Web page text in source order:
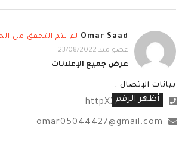
Omar Saad لم يتم التحقق من
عضو منذ 23/08/2022
عرض جميع الإعلانات
بيانات الإتصال :
httpXXXXX.com
أظهر الرقم
omar05044427@gmail.com